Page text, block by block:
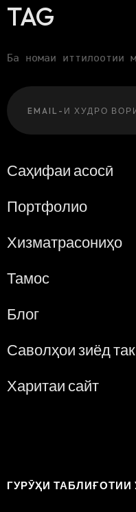
TAG
Ба номаи иттилоотии
Саҳифаи асосӣ
Портфолио
Хизматрасониҳо
Тамос
Блог
Саволҳои зиёд
Харитаи сайт
ГУРӮҲИ ТАБЛИҒОТИИ